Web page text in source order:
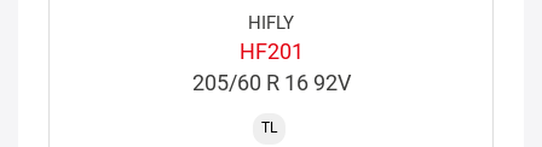
HIFLY
HF201
205/60 R 16 92V
TL